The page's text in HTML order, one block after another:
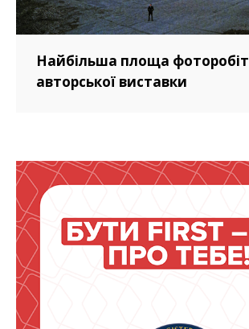
Найбільша площа фоторобіт
авторської виставки